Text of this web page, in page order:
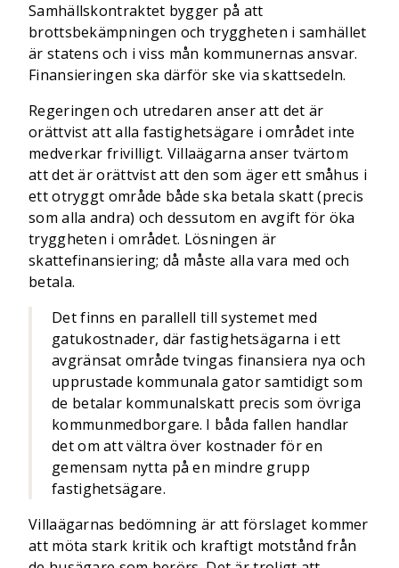
Samhällskontraktet bygger på att
brottsbekämpningen och tryggheten i samhället
är statens och i viss mån kommunernas ansvar.
Finansieringen ska därför ske via skattsedeln.
Regeringen och utredaren anser att det är
orättvist att alla fastighetsägare i området inte
medverkar frivilligt. Villaägarna anser tvärtom
att det är orättvist att den som äger ett småhus i
ett otryggt område både ska betala skatt (precis
som alla andra) och dessutom en avgift för öka
tryggheten i området. Lösningen är
skattefinansiering; då måste alla vara med och
betala.
Det finns en parallell till systemet med
gatukostnader, där fastighetsägarna i ett
avgränsat område tvingas finansiera nya och
upprustade kommunala gator samtidigt som
de betalar kommunalskatt precis som övriga
kommunmedborgare. I båda fallen handlar
det om att vältra över kostnader för en
gemensam nytta på en mindre grupp
fastighetsägare.
Villaägarnas bedömning är att förslaget kommer
att möta stark kritik och kraftigt motstånd från